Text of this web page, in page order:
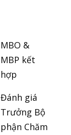
MBO &
MBP kết
hợp
Đánh giá
Trưởng Bộ
phận Chăm